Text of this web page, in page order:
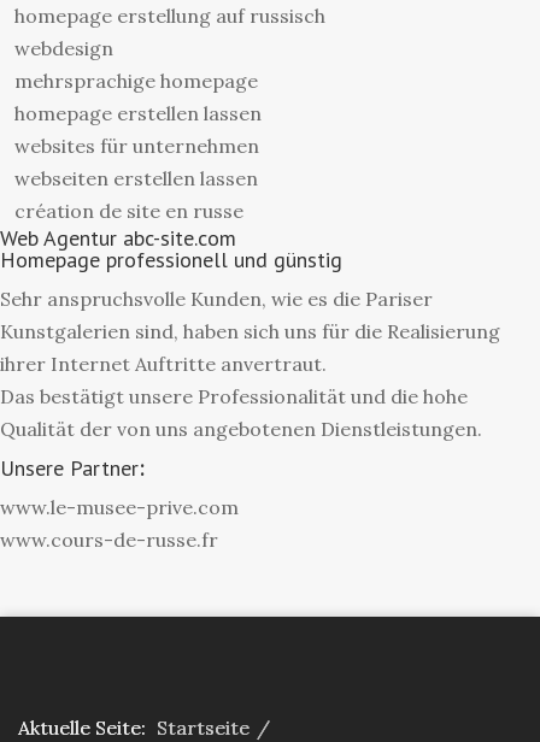
homepage erstellung auf russisch
webdesign
mehrsprachige homepage
homepage erstellen lassen
websites für unternehmen
webseiten erstellen lassen
création de site en russe
Web Agentur abc-site.com
Homepage professionell und günstig
Sehr anspruchsvolle Kunden, wie es die Pariser
Kunstgalerien sind, haben sich uns für die Realisierung
ihrer Internet Auftritte anvertraut.
Das bestätigt unsere Professionalität und die hohe
Qualität der von uns angebotenen Dienstleistungen.
Unsere Partner:
www.le-musee-prive.com
www.cours-de-russe.fr
Aktuelle Seite: Startseite /